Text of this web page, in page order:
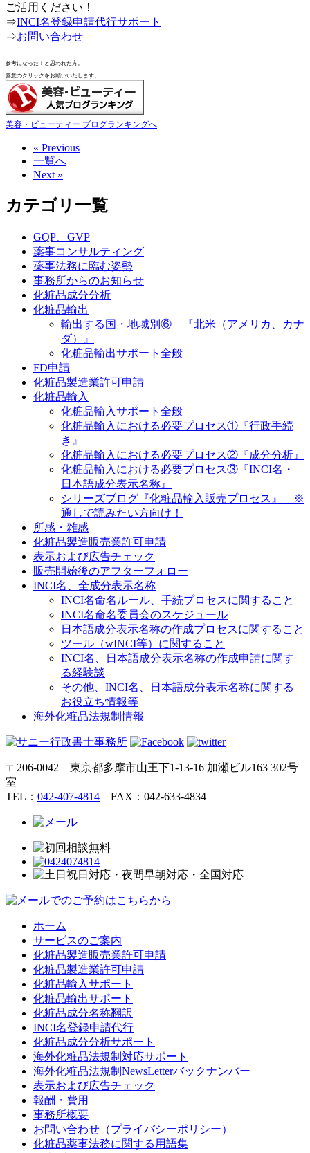
ご活用ください！
⇒INCI名登録申請代行サポート
⇒お問い合わせ
参考になった！と思われた方。
善意のクリックをお願いいたします。
美容・ビューティー ブログランキングへ
« Previous
一覧へ
Next »
カテゴリ一覧
GQP、GVP
薬事コンサルティング
薬事法務に臨む姿勢
事務所からのお知らせ
化粧品成分分析
化粧品輸出
輸出する国・地域別⑥ 『北米（アメリカ、カナ
ダ）』
化粧品輸出サポート全般
FD申請
化粧品製造業許可申請
化粧品輸入
化粧品輸入サポート全般
化粧品輸入における必要プロセス①『行政手続
き』
化粧品輸入における必要プロセス②『成分分析』
化粧品輸入における必要プロセス③『INCI名・
日本語成分表示名称』
シリーズブログ『化粧品輸入販売プロセス』 ※
通しで読みたい方向け！
所感・雑感
化粧品製造販売業許可申請
表示および広告チェック
販売開始後のアフターフォロー
INCI名、全成分表示名称
INCI名命名ルール、手続プロセスに関すること
INCI名命名委員会のスケジュール
日本語成分表示名称の作成プロセスに関すること
ツール（wINCI等）に関すること
INCI名、日本語成分表示名称の作成申請に関す
る経験談
その他、INCI名、日本語成分表示名称に関する
お役立ち情報等
海外化粧品法規制情報
〒206-0042 東京都多摩市山王下1-13-16 加瀬ビル163 302号
室
TEL： 042-407-4814 FAX：042-633-4834
ホーム
サービスのご案内
化粧品製造販売業許可申請
化粧品製造業許可申請
化粧品輸入サポート
化粧品輸出サポート
化粧品成分名称翻訳
INCI名登録申請代行
化粧品成分分析サポート
海外化粧品法規制対応サポート
海外化粧品法規制NewsLetterバックナンバー
表示および広告チェック
報酬・費用
事務所概要
お問い合わせ（プライバシーポリシー）
化粧品薬事法務に関する用語集